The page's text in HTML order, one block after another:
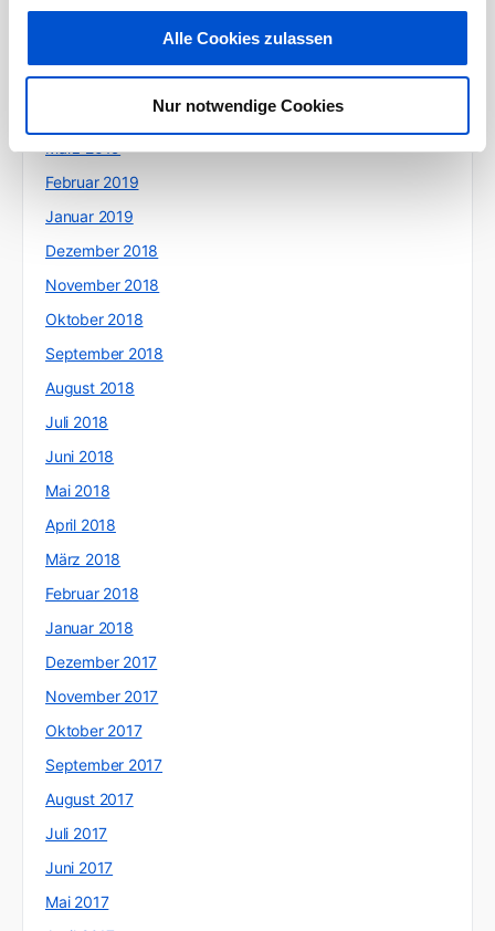
Alle Cookies zulassen
Nur notwendige Cookies
Juli 2019
Mai 2019
März 2019
Februar 2019
Januar 2019
Dezember 2018
November 2018
Oktober 2018
September 2018
August 2018
Juli 2018
Juni 2018
Mai 2018
April 2018
März 2018
Februar 2018
Januar 2018
Dezember 2017
November 2017
Oktober 2017
September 2017
August 2017
Juli 2017
Juni 2017
Mai 2017